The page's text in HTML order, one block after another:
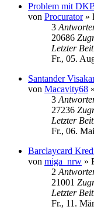
Problem mit
von Procurator»
3
20686
Letzter
Fr., 05.
Santander
von Macavity68 »
3
27236
Letzter
Fr., 06.
Barclaycard
von miga_nrw »
2
21001
Letzter
Fr., 11.